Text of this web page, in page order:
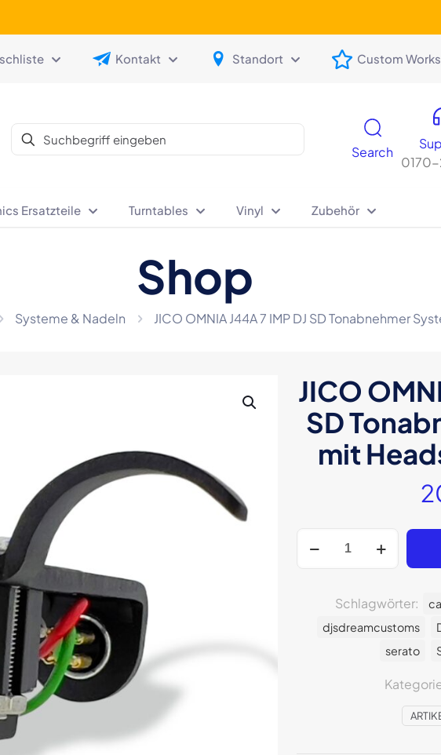
Kontakt Standort Custom Works
Search
0170-
Ersatzteile Turntables Vinyl Zubehör
Shop
Systeme & Nadeln JICO OMNIA J44A 7 IMP DJ SD Tonabnehmer
JICO
SD
mit
OMNIA
Schlagwörter:
djsdreamcustoms
serato